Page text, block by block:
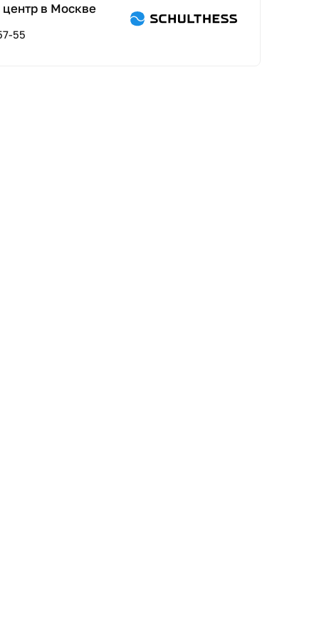
в Москве
55